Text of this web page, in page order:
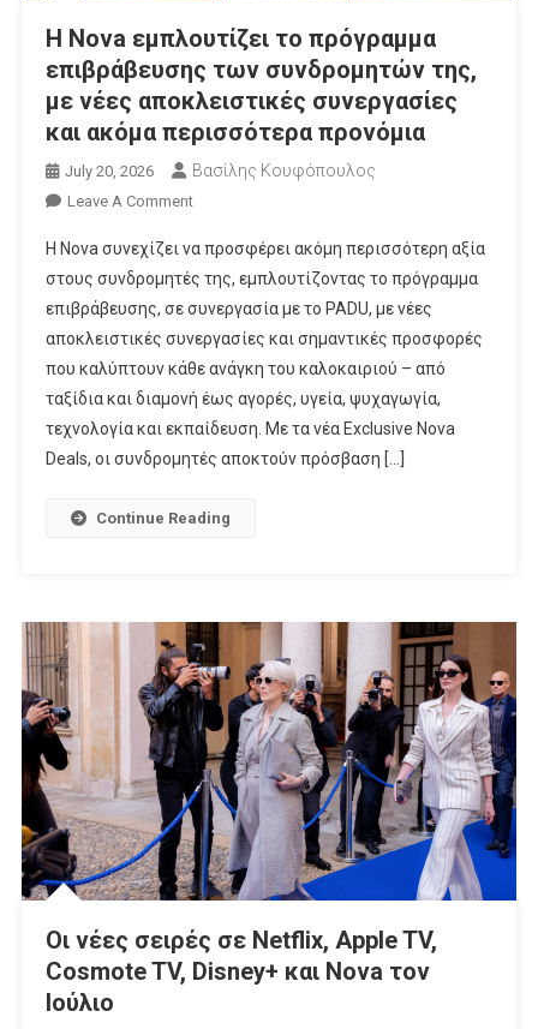
Η Nova εμπλουτίζει το πρόγραμμα
επιβράβευσης των συνδρομητών της,
με νέες αποκλειστικές συνεργασίες
και ακόμα περισσότερα προνόμια
July 20, 2026 Βασίλης Κουφόπουλος
Leave A CommentOn
Nova
Εμπλουτίζει
Το
Πρόγραμμα
Επιβράβευσης
Των
Συνδρομητών
Της,
Αποκλειστικές
Περισσότερα
Προνόμια
Η Nova συνεχίζει να προσφέρει ακόμη περισσότερη αξία
στους συνδρομητές της, εμπλουτίζοντας το πρόγραμμα
επιβράβευσης, σε συνεργασία με το PADU, με νέες
αποκλειστικές συνεργασίες και σημαντικές προσφορές
που καλύπτουν κάθε ανάγκη του καλοκαιριού – από
ταξίδια και διαμονή έως αγορές, υγεία, ψυχαγωγία,
τεχνολογία και εκπαίδευση. Με τα νέα Exclusive Nova
Deals, οι συνδρομητές αποκτούν πρόσβαση […]
Continue Reading
Οι νέες σειρές σε Netflix, Apple TV,
Cosmote TV, Disney+ και Nova τον
Ιούλιο